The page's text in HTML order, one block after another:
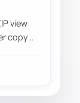
view
copy